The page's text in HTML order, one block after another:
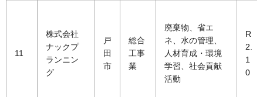
11
株式会社
ナックプ
ランニン
グ
戸
田
市
総合
工事
業
廃棄物、省エ
ネ、水の管理、
人材育成・環境
学習、社会貢献
活動
R
2.
1
0